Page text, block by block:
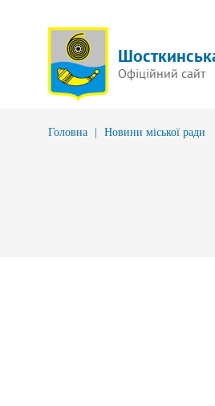
Офіційний сайт
Головна Новини міської ради